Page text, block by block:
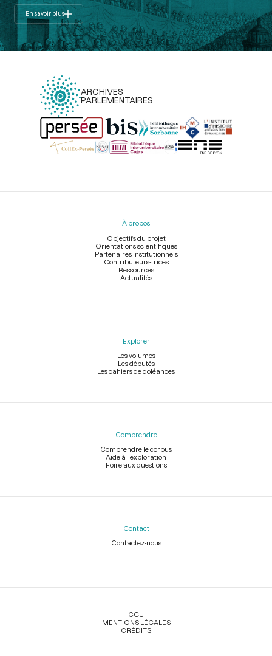
En savoir plus
ARCHIVES
PARLEMENTAIRES
Menu
À propos
Objectifs du projet
Orientations scientifiques
Partenaires institutionnels
Contributeurs-trices
Ressources
Actualités
Explorer
Les volumes
Les députés
Les cahiers de doléances
Comprendre
Comprendre le corpus
Aide à l'exploration
Foire aux questions
Contact
Contactez-nous
Légal
CGU
MENTIONS LÉGALES
CRÉDITS